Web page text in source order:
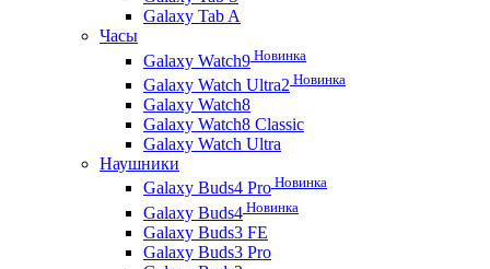
Galaxy Tab A
Часы
Galaxy Watch9 Новинка
Galaxy Watch Ultra2 Новинка
Galaxy Watch8
Galaxy Watch8 Classic
Galaxy Watch Ultra
Наушники
Galaxy Buds4 Pro Новинка
Galaxy Buds4 Новинка
Galaxy Buds3 FE
Galaxy Buds3 Pro